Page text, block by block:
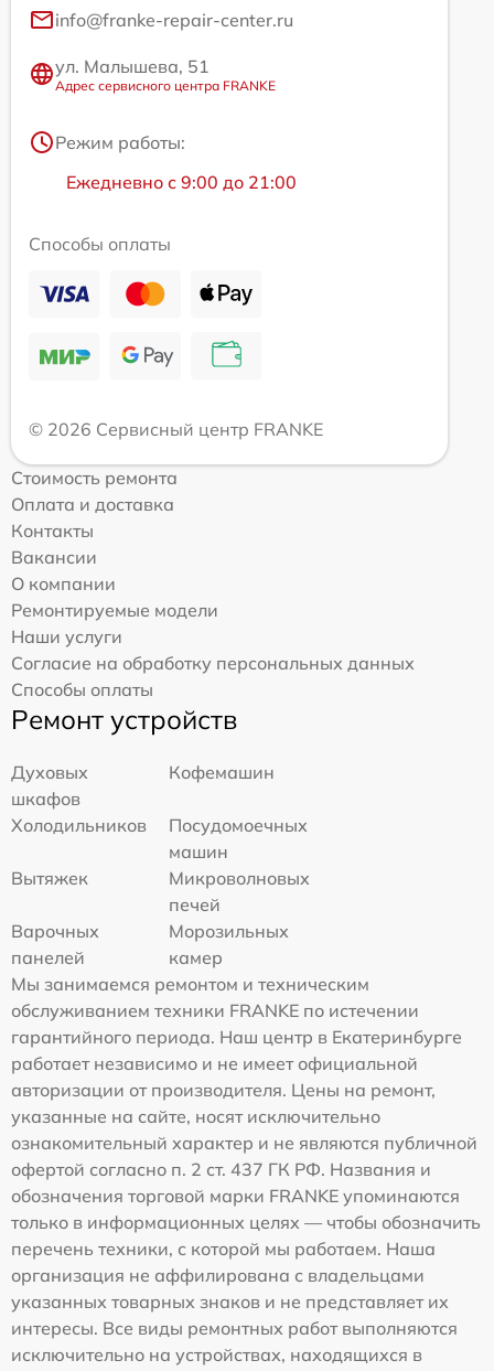
info@franke-repair-center.ru
ул. Малышева, 51
Адрес сервисного центра FRANKE
Режим работы:
Ежедневно с 9:00 до 21:00
Способы оплаты
© 2026 Сервисный центр FRANKE
Стоимость ремонта
Оплата и доставка
Контакты
Вакансии
О компании
Ремонтируемые модели
Наши услуги
Согласие на обработку персональных данных
Способы оплаты
Ремонт устройств
Духовых
шкафов
Кофемашин
Холодильников
Посудомоечных
машин
Вытяжек
Микроволновых
печей
Варочных
панелей
Морозильных
камер
Мы занимаемся ремонтом и техническим
обслуживанием техники FRANKE по истечении
гарантийного периода. Наш центр в Екатеринбурге
работает независимо и не имеет официальной
авторизации от производителя. Цены на ремонт,
указанные на сайте, носят исключительно
ознакомительный характер и не являются публичной
офертой согласно п. 2 ст. 437 ГК РФ. Названия и
обозначения торговой марки FRANKE упоминаются
только в информационных целях — чтобы обозначить
перечень техники, с которой мы работаем. Наша
организация не аффилирована с владельцами
указанных товарных знаков и не представляет их
интересы. Все виды ремонтных работ выполняются
исключительно на устройствах, находящихся в